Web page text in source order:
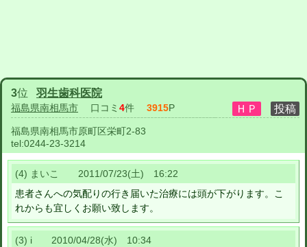
3位 羽生歯科医院
福島県南相馬市 口コミ 4件 3915P
福島県南相馬市原町区栄町2-83
tel:0244-23-3214
(4) まいこ 2011/07/23(土) 16:22
患者さんへの気配りの行き届いた治療には頭が下がります。こ
れからも宜しくお願い致します。
(3) i 2010/04/28(水) 10:34